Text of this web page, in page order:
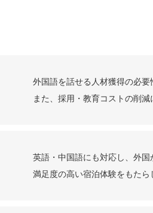
外国語を話せる人材獲得の必要
また、採用・教育コストの削減
英語・中国語にも対応し、外国
満足度の高い宿泊体験をもたら